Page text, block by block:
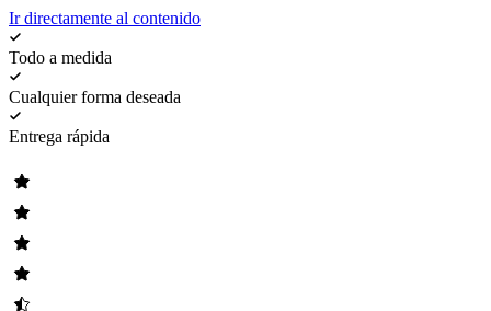
Ir directamente al contenido
Todo a medida
Cualquier forma deseada
Entrega rápida